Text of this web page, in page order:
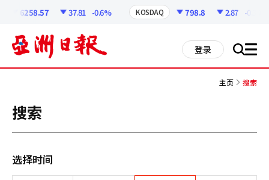
6258.57 37.81 -0.6% KOSDAQ 798.8 2.87 -0.36%
登录 搜 all
主页 搜索
搜索
选择时间